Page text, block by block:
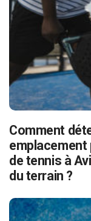
Comment
de tennis à
du terrain ?